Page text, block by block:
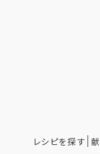
レシピを探す